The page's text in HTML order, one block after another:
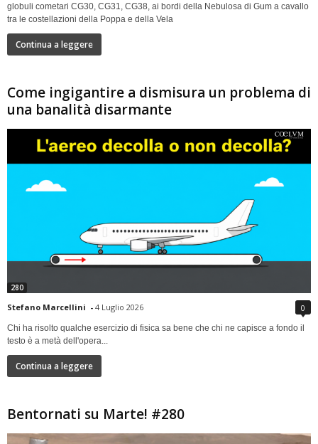
globuli cometari CG30, CG31, CG38, ai bordi della Nebulosa di Gum a cavallo
tra le costellazioni della Poppa e della Vela
Continua a leggere
Come ingigantire a dismisura un problema di
una banalità disarmante
280
Stefano Marcellini - 4 Luglio 2026 0
Chi ha risolto qualche esercizio di fisica sa bene che chi ne capisce a fondo il
testo è a metà dell'opera...
Continua a leggere
Bentornati su Marte! #280